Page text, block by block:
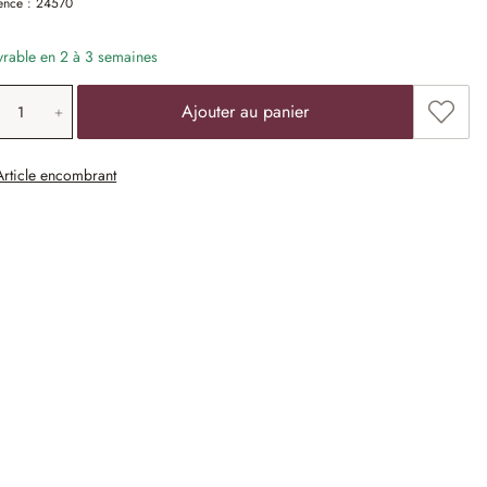
en 2 à 3 semaines
de produit: saisissez la valeur
Ajouter au panier
encombrant